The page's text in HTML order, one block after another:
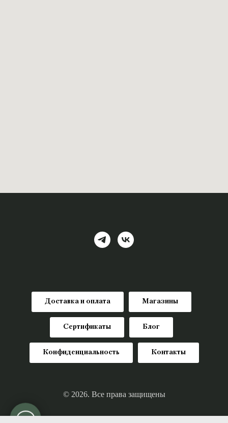
Доставка и оплата Магазины
Сертификаты Блог
Конфиденциальность Контакты
© 2026. Все права защищены